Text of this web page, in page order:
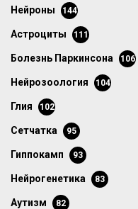
нейроны 144
астроциты 111
болезнь Паркинсона 106
нейрозоология 104
глия 102
сетчатка 95
гиппокамп 93
нейрогенетика 83
аутизм 82